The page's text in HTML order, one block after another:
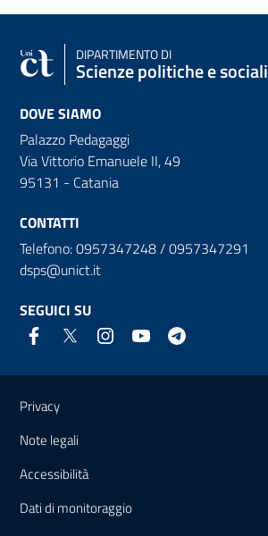
DIPARTIMENTO DI
Scienze politiche e sociali
DOVE SIAMO
Palazzo Pedagaggi
Via Vittorio Emanuele II, 49
95131 - Catania
CONTATTI
Telefono: 0957347248 / 0957347291
dsps@unict.it
SEGUICI SU
Link e informazioni utili
Privacy
Note legali
Accessibilità
Dati di monitoraggio